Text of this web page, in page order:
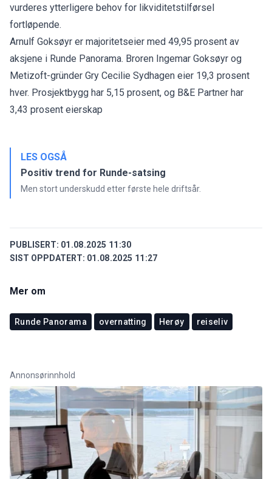
vurderes ytterligere behov for likviditetstilførsel
fortløpende.
Arnulf Goksøyr er majoritetseier med 49,95 prosent av
aksjene i Runde Panorama. Broren Ingemar Goksøyr og
Metizoft-gründer Gry Cecilie Sydhagen eier 19,3 prosent
hver. Prosjektbygg har 5,15 prosent, og B&E Partner har
3,43 prosent eierskap
LES OGSÅ
Positiv trend for Runde-satsing
Men stort underskudd etter første hele driftsår.
PUBLISERT: 01.08.2025 11:30
SIST OPPDATERT: 01.08.2025 11:27
Mer om
Runde Panorama overnatting Herøy reiseliv
Annonsørinnhold